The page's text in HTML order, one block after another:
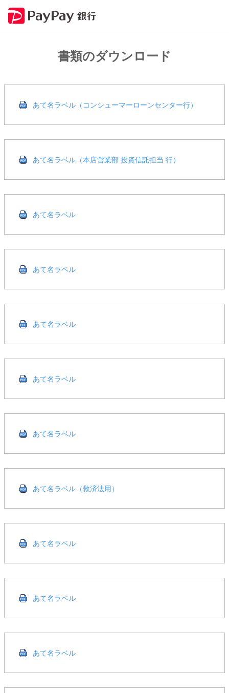
書類のダウンロード
あて名ラベル（コンシューマーローンセンター行）
あて名ラベル（本店営業部 投資信託担当 行）
あて名ラベル
あて名ラベル
あて名ラベル
あて名ラベル
あて名ラベル
あて名ラベル（救済法用）
あて名ラベル
あて名ラベル
あて名ラベル